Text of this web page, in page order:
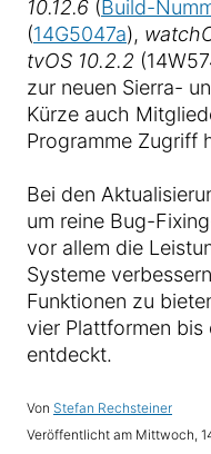
10.12.6 (Build-
(14G5047a),
tvOS 10.2.2
zur neuen Sierra-
Kürze auch
Programme Zugriff
Bei den
um reine Bug-
vor allem die
Systeme
Funktionen zu
vier Plattformen bis
entdeckt.
Von Stefan Rechsteiner
Veröffentlicht am Mittwoch,